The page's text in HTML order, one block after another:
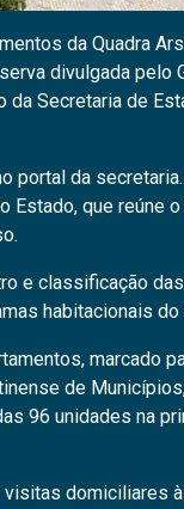
da Quadra
divulgada pelo
Secretaria de
portal da
Estado, que reúne
e classificação
habitacionais do
marcado
de
96 unidades na
visitas domiciliares